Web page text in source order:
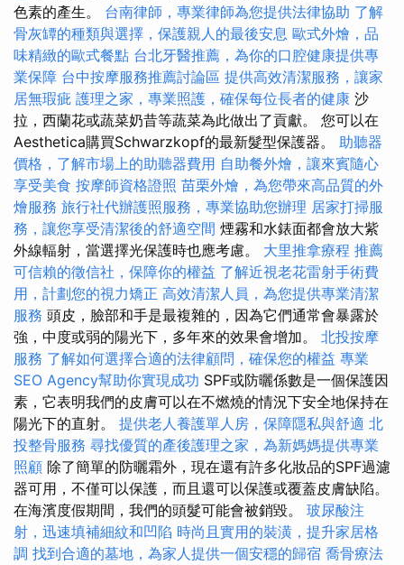
色素的產生。 台南律師，專業律師為您提供法律協助 了解
骨灰罈的種類與選擇，保護親人的最後安息 歐式外燴，品
味精緻的歐式餐點 台北牙醫推薦，為你的口腔健康提供專
業保障 台中按摩服務推薦討論區 提供高效清潔服務，讓家
居無瑕疵 護理之家，專業照護，確保每位長者的健康 沙
拉，西蘭花或蔬菜奶昔等蔬菜為此做出了貢獻。 您可以在
Aesthetica購買Schwarzkopf的最新髮型保護器。 助聽器
價格，了解市場上的助聽器費用 自助餐外燴，讓來賓隨心
享受美食 按摩師資格證照 苗栗外燴，為您帶來高品質的外
燴服務 旅行社代辦護照服務，專業協助您辦理 居家打掃服
務，讓您享受清潔後的舒適空間 煙霧和水錶面都會放大紫
外線輻射，當選擇光保護時也應考慮。 大里推拿療程 推薦
可信賴的徵信社，保障你的權益 了解近視老花雷射手術費
用，計劃您的視力矯正 高效清潔人員，為您提供專業清潔
服務 頭皮，臉部和手是最複雜的，因為它們通常會暴露於
強，中度或弱的陽光下，多年來的效果會增加。 北投按摩
服務 了解如何選擇合適的法律顧問，確保您的權益 專業
SEO Agency幫助你實現成功 SPF或防曬係數是一個保護因
素，它表明我們的皮膚可以在不燃燒的情況下安全地保持在
陽光下的直射。 提供老人養護單人房，保障隱私與舒適 北
投整骨服務 尋找優質的產後護理之家，為新媽媽提供專業
照顧 除了簡單的防曬霜外，現在還有許多化妝品的SPF過濾
器可用，不僅可以保護，而且還可以保護或覆蓋皮膚缺陷。
在海濱度假期間，我們的頭髮可能會被銷毀。 玻尿酸注
射，迅速填補細紋和凹陷 時尚且實用的裝潢，提升家居格
調 找到合適的墓地，為家人提供一個安穩的歸宿 喬骨療法